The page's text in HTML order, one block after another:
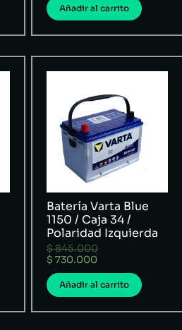
Añadir al carrito
Batería Varta Blue
1150 / Caja 34 /
Polaridad Izquierda
$845.000
$ 730.000
Añadir al carrito